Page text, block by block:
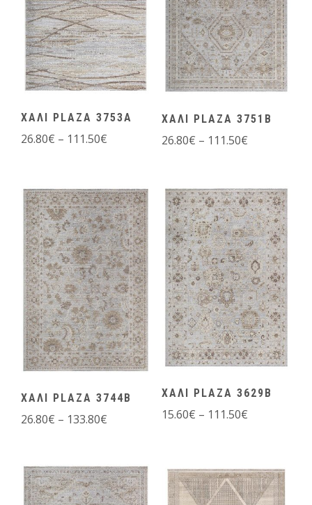
ΧΑΛΙ PLAZA 3753A
26.80€ – 111.50€
ΧΑΛΙ PLAZA 3751B
26.80€ – 111.50€
ΧΑΛΙ PLAZA 3744B
26.80€ – 133.80€
ΧΑΛΙ PLAZA 3629B
15.60€ – 111.50€